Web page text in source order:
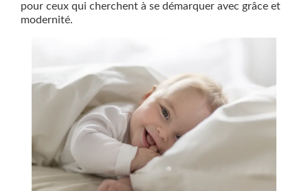
pour ceux qui cherchent à se démarquer avec grâce et
modernité.